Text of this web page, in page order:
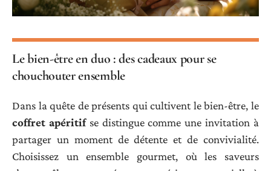
Le bien-être en duo : des cadeaux pour se
chouchouter ensemble
Dans la quête de présents qui cultivent le bien-être, le
coffret apéritifse distingue comme une invitation à
partager un moment de détente et de convivialité.
Choisissez un ensemble gourmet, où les saveurs